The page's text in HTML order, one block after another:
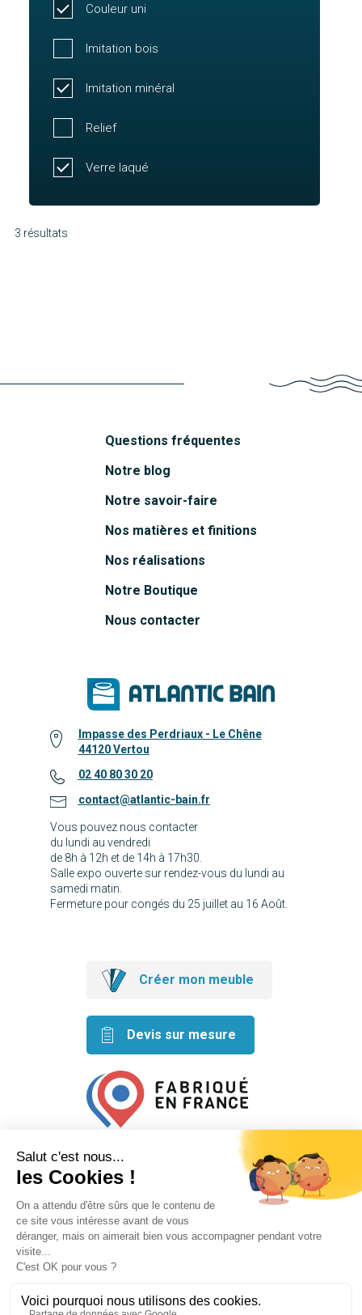
Couleur uni
Imitation bois
Imitation minéral
Relief
Verre laqué
3 résultats
Questions fréquentes
Notre blog
Notre savoir-faire
Nos matières et finitions
Nos réalisations
Notre Boutique
Nous contacter
Impasse des Perdriaux - Le Chêne
44120 Vertou
02 40 80 30 20
contact@atlantic-bain.fr
Vous pouvez nous contacter
du lundi au vendredi
de 8h à 12h et de 14h à 17h30.
Salle expo ouverte sur rendez-vous du lundi au
samedi matin.
Fermeture pour congés du 25 juillet au 16 Août.
Créer mon meuble
Devis sur mesure
Retrouvez nos idées créatives
sur les réseaux